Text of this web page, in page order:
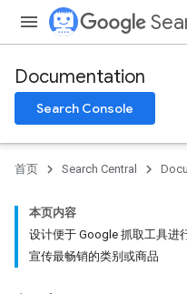
Documentation
Search Console
首页 Search Central
本页内容
设计便于 Google 抓取工具进
宣传最畅销的类别或商品